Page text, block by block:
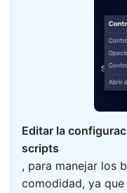
Editar la
scripts
, para manejar los
comodidad, ya